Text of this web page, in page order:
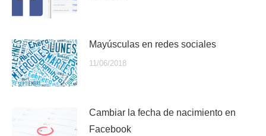
Mayúsculas en redes sociales
11/06/2018
Cambiar la fecha de nacimiento en
Facebook